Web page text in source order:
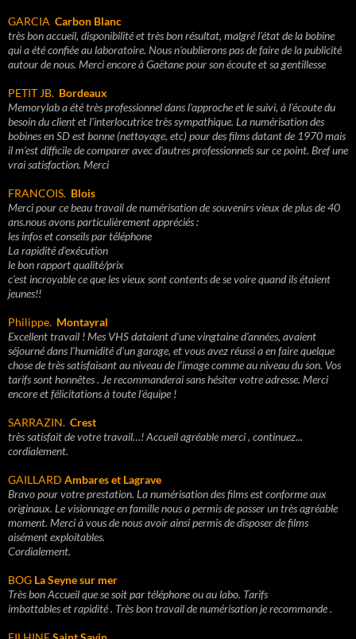
GARCIA Carbon Blanc
très bon accueil, disponibilité et très bon résultat, malgré l'état de la bobine
qui a été confiée au laboratoire. Nous n'oublierons pas de faire de la publicité
autour de nous. Merci encore à Gaëtane pour son écoute et sa gentillesse
PETIT JB. Bordeaux
Memorylab a été très professionnel dans l'approche et le suivi, à l'écoute du
besoin du client et l'interlocutrice très sympathique. La numérisation des
bobines en SD est bonne (nettoyage, etc) pour des films datant de 1970 mais
il m'est difficile de comparer avec d'autres professionnels sur ce point. Bref une
vrai satisfaction. Merci
FRANCOIS. Blois
Merci pour ce beau travail de numérisation de souvenirs vieux de plus de 40
ans.nous avons particulièrement appréciés :
les infos et conseils par téléphone
La rapidité d'exécution
le bon rapport qualité/prix
c'est incroyable ce que les vieux sont contents de se voire quand ils étaient
jeunes!!
Philippe. Montayral
Excellent travail ! Mes VHS dataient d'une vingtaine d'années, avaient
séjourné dans l'humidité d'un garage, et vous avez réussi a en faire quelque
chose de très satisfaisant au niveau de l'image comme au niveau du son. Vos
tarifs sont honnêtes . Je recommanderai sans hésiter votre adresse. Merci
encore et félicitations à toute l'équipe !
SARRAZIN. Crest
très satisfait de votre travail…! Accueil agréable merci , continuez...
cordialement.
GAILLARD Ambares et Lagrave
Bravo pour votre prestation. La numérisation des films est conforme aux
originaux. Le visionnage en famille nous a permis de passer un très agréable
moment. Merci à vous de nous avoir ainsi permis de disposer de films
aisément exploitables.
Cordialement.
BOG La Seyne sur mer
Très bon Accueil que se soit par téléphone ou au labo. Tarifs
imbattables et rapidité . Très bon travail de numérisation je recommande .